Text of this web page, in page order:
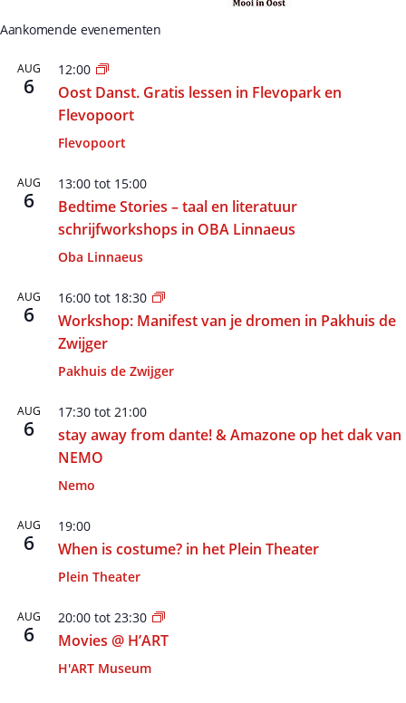
Aankomende evenementen
AUG
6
12:00
Oost Danst. Gratis lessen in Flevopark en
Flevopoort
Flevopoort
AUG
6
13:00 tot 15:00
Bedtime Stories – taal en literatuur
schrijfworkshops in OBA Linnaeus
Oba Linnaeus
AUG
6
16:00 tot 18:30
Workshop: Manifest van je dromen in Pakhuis de
Zwijger
Pakhuis de Zwijger
AUG
6
17:30 tot 21:00
stay away from dante! & Amazone op het dak van
NEMO
Nemo
AUG
6
19:00
When is costume? in het Plein Theater
Plein Theater
AUG
6
20:00 tot 23:30
Movies @ H’ART
H'ART Museum